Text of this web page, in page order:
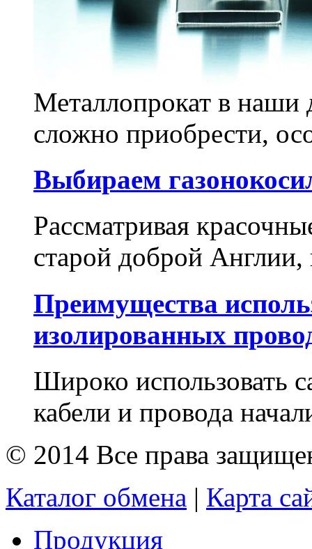
Металлопрокат в наши
сложно приобрести,
Выбираем
Рассматривая
старой доброй
Преимущества
изолированных
Широко использовать
кабели и провода
© 2014 Все права
Каталог обмена | Карта
Продукция